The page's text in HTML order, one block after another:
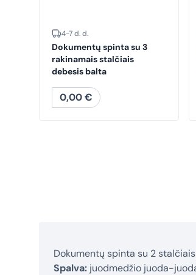
4-7 d. d.
Dokumentų spinta su 3
rakinamais stalčiais
debesis balta
0,00€
Dokumentų spinta su 2
Spalva: juodmedžio juoda-